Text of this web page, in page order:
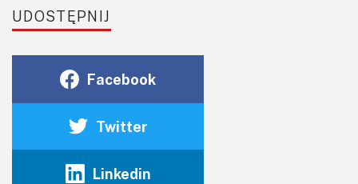
UDOSTĘPNIJ
Facebook
Twitter
Linkedin